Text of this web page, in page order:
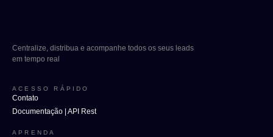
Centralize, distribua e acompanhe todos os seus leads
em tempo real
ACESSO RÁPIDO
Contato
Documentação | API Rest
APRENDA